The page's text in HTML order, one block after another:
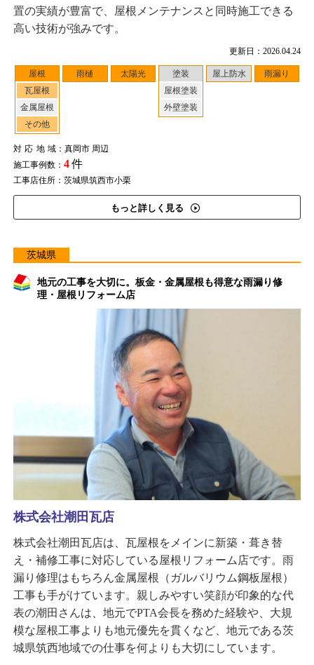
更新日：2026.04.24
屋根
瓦屋根
金属屋根
その他
雨樋 太陽光
塗装
屋根塗装
外壁塗装
屋上防水 雨漏り
対応地域：真岡市 周辺
施工事例数： 4件
工事店住所：茨城県筑西市小栗
もっと詳しく見る
置の実績が豊富で、屋根メンテナンスと同時施工できる
高い技術が強みです。
茨城県
地元の工事を大切に。板金・金属屋根も得意な雨漏り修
理・屋根リフォーム店
株式会社潮田瓦店
株式会社潮田瓦店は、瓦屋根をメインに新築・葺き替
え・補修工事に対応している屋根リフォーム店です。雨
漏り修理はもちろん金属屋根（ガルバリウム鋼板屋根）
工事も手がけています。親しみやすい笑顔が印象的な代
表の潮田さんは、地元でPTA会長を務めた経験や、大規
模な屋根工事よりも地元優先を貫くなど、地元である茨
城県筑西地域での仕事を何よりも大切にしています。